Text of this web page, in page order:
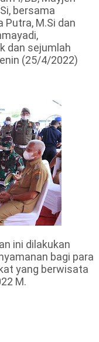
bersama
Putra, M.Si dan
dan sejumlah
(25/4/2022)
ini dilakukan
bagi para
yang berwisata
M.